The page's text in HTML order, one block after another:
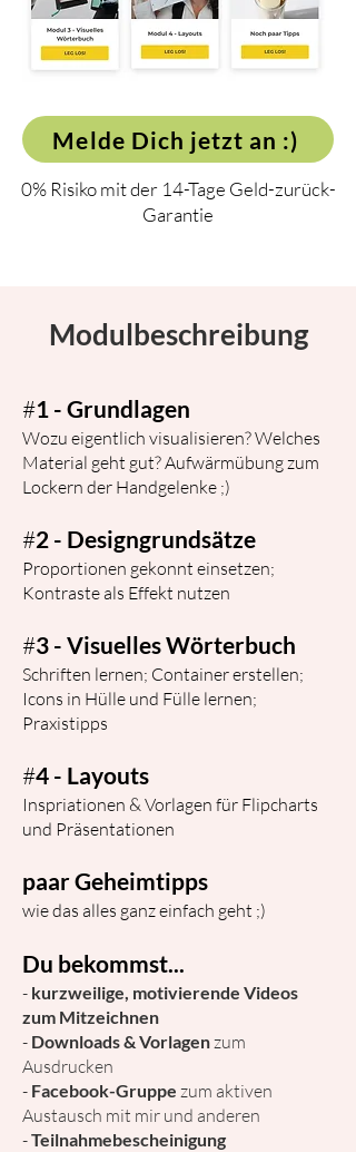
Melde Dich jetzt an :)
0% Risiko mit der 14-Tage Geld-zurück-
Garantie
Modulbeschreibung
​​#1 - Grundlagen
Wozu eigentlich visualisieren? Welches
Material geht gut? Aufwärmübung zum
Lockern der Handgelenke ;)
#2 - Designgrundsätze
Proportionen gekonnt einsetzen;
Kontraste als Effekt nutzen
#3 - Visuelles Wörterbuch
Schriften lernen; Container erstellen;
Icons in Hülle und Fülle lernen;
Praxistipps
#4 - Layouts
Inspriationen & Vorlagen für Flipcharts
und Präsentationen
paar Geheimtipps
wie das alles ganz einfach geht ;)
Du bekommst...
- kurzweilige, motivierende Videos
zum Mitzeichnen
- Downloads & Vorlagenzum
Ausdrucken
- Facebook-Gruppe zum aktiven
Austausch mit mir und anderen
-Teilnahmebescheinigung